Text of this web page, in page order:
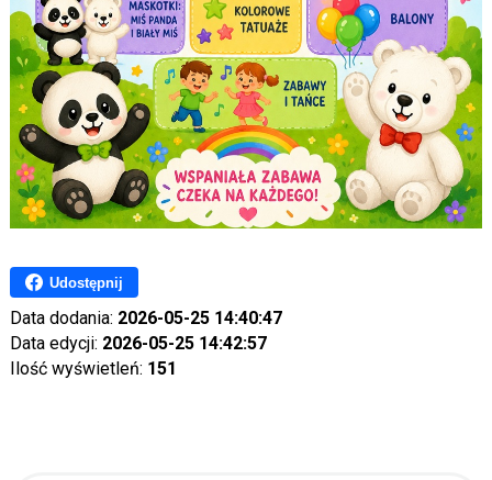
Udostępnij
Data dodania: 2026-05-25 14:40:47
Data edycji: 2026-05-25 14:42:57
Ilość wyświetleń: 151